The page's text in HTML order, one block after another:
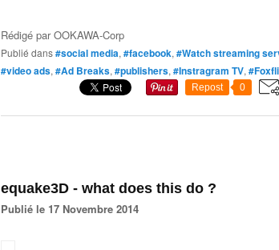
Rédigé parOOKAWA-Corp
Publié dans#social media, #facebook, #Watch streaming
#video ads, #Ad Breaks, #publishers, #Instragram TV,
Repost 0
equake3D - what does this do ?
Publié le 17 Novembre 2014